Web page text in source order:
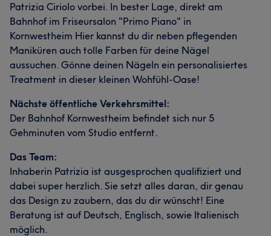
Patrizia Ciriolo vorbei. In bester Lage, direkt am
Bahnhof im Friseursalon "Primo Piano" in
Kornwestheim Hier kannst du dir neben pflegenden
Maniküren auch tolle Farben für deine Nägel
aussuchen. Gönne deinen Nägeln ein personalisiertes
Treatment in dieser kleinen Wohfühl-Oase!
Nächste öffentliche Verkehrsmittel:
Der Bahnhof Kornwestheim befindet sich nur 5
Gehminuten vom Studio entfernt.
Das Team:
Inhaberin Patrizia ist ausgesprochen qualifiziert und
dabei super herzlich. Sie setzt alles daran, dir genau
das Design zu zaubern, das du dir wünscht! Eine
Beratung ist auf Deutsch, Englisch, sowie Italienisch
möglich.